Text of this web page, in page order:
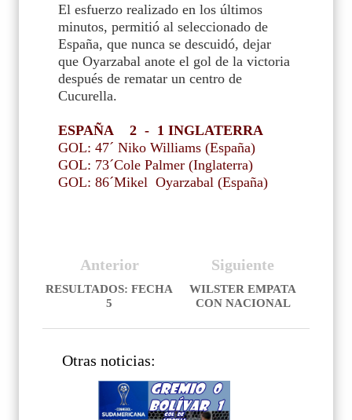
El esfuerzo realizado en los últimos
minutos, permitió al seleccionado de
España, que nunca se descuidó, dejar
que Oyarzabal anote el gol de la victoria
después de rematar un centro de
Cucurella.
ESPAÑA 2 - 1 INGLATERRA
GOL: 47´ Niko Williams (España)
GOL: 73´Cole Palmer (Inglaterra)
GOL: 86´Mikel Oyarzabal (España)
Siguiente
WILSTER EMPATA
CON NACIONAL
Anterior
RESULTADOS: FECHA
5
Otras noticias: